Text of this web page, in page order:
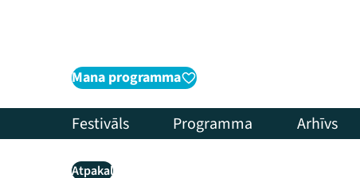
Mana programma
Festivāls Programma Arhīvs
Atpakaļ